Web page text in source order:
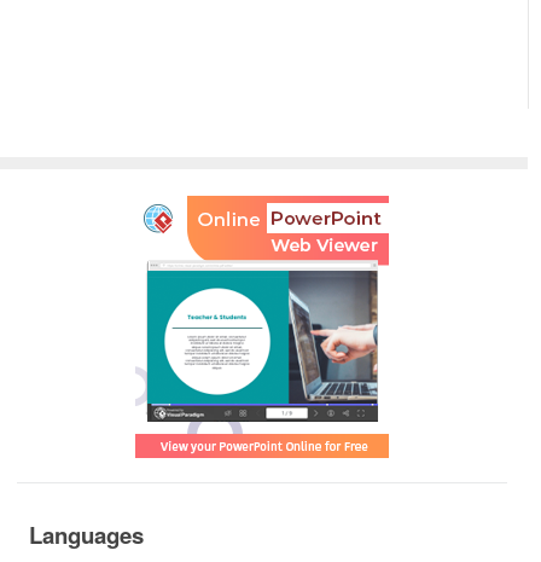
Languages